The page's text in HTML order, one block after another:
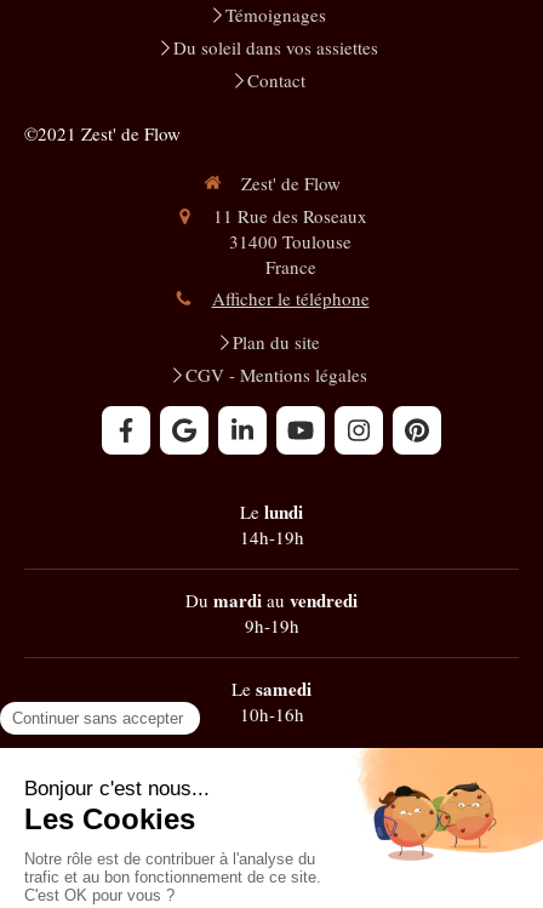
Témoignages
Du soleil dans vos assiettes
Contact
©2021 Zest' de Flow
Zest' de Flow
11 Rue des Roseaux
31400 Toulouse
France
Afficher le téléphone
Plan du site
CGV - Mentions légales
Le lundi
14h-19h
Du mardi au vendredi
9h-19h
Le samedi
10h-16h
Google
101 avis